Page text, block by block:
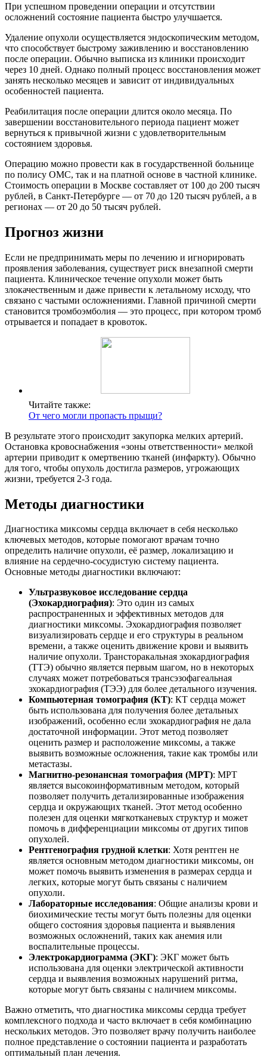
При успешном проведении операции и отсутствии
осложнений состояние пациента быстро улучшается.
Удаление опухоли осуществляется эндоскопическим методом,
что способствует быстрому заживлению и восстановлению
после операции. Обычно выписка из клиники происходит
через 10 дней. Однако полный процесс восстановления может
занять несколько месяцев и зависит от индивидуальных
особенностей пациента.
Реабилитация после операции длится около месяца. По
завершении восстановительного периода пациент может
вернуться к привычной жизни с удовлетворительным
состоянием здоровья.
Операцию можно провести как в государственной больнице
по полису ОМС, так и на платной основе в частной клинике.
Стоимость операции в Москве составляет от 100 до 200 тысяч
рублей, в Санкт-Петербурге — от 70 до 120 тысяч рублей, а в
регионах — от 20 до 50 тысяч рублей.
Прогноз жизни
Если не предпринимать меры по лечению и игнорировать
проявления заболевания, существует риск внезапной смерти
пациента. Клиническое течение опухоли может быть
злокачественным и даже привести к летальному исходу, что
связано с частыми осложнениями. Главной причиной смерти
становится тромбоэмболия — это процесс, при котором тромб
отрывается и попадает в кровоток.
Читайте также:
От чего могли пропасть прыщи?
В результате этого происходит закупорка мелких артерий.
Остановка кровоснабжения «зоны ответственности» мелкой
артерии приводит к омертвению тканей (инфаркту). Обычно
для того, чтобы опухоль достигла размеров, угрожающих
жизни, требуется 2-3 года.
Методы диагностики
Диагностика миксомы сердца включает в себя несколько
ключевых методов, которые помогают врачам точно
определить наличие опухоли, её размер, локализацию и
влияние на сердечно-сосудистую систему пациента.
Основные методы диагностики включают:
Ультразвуковое исследование сердца
(Эхокардиография): Это один из самых
распространенных и эффективных методов для
диагностики миксомы. Эхокардиография позволяет
визуализировать сердце и его структуры в реальном
времени, а также оценить движение крови и выявить
наличие опухоли. Трансторакальная эхокардиография
(ТТЭ) обычно является первым шагом, но в некоторых
случаях может потребоваться трансэзофагеальная
эхокардиография (ТЭЭ) для более детального изучения.
Компьютерная томография (КТ): КТ сердца может
быть использована для получения более детальных
изображений, особенно если эхокардиография не дала
достаточной информации. Этот метод позволяет
оценить размер и расположение миксомы, а также
выявить возможные осложнения, такие как тромбы или
метастазы.
Магнитно-резонансная томография (МРТ): МРТ
является высокоинформативным методом, который
позволяет получить детализированные изображения
сердца и окружающих тканей. Этот метод особенно
полезен для оценки мягкотканевых структур и может
помочь в дифференциации миксомы от других типов
опухолей.
Рентгенография грудной клетки: Хотя рентген не
является основным методом диагностики миксомы, он
может помочь выявить изменения в размерах сердца и
легких, которые могут быть связаны с наличием
опухоли.
Лабораторные исследования: Общие анализы крови и
биохимические тесты могут быть полезны для оценки
общего состояния здоровья пациента и выявления
возможных осложнений, таких как анемия или
воспалительные процессы.
Электрокардиограмма (ЭКГ): ЭКГ может быть
использована для оценки электрической активности
сердца и выявления возможных нарушений ритма,
которые могут быть связаны с наличием миксомы.
Важно отметить, что диагностика миксомы сердца требует
комплексного подхода и часто включает в себя комбинацию
нескольких методов. Это позволяет врачу получить наиболее
полное представление о состоянии пациента и разработать
оптимальный план лечения.